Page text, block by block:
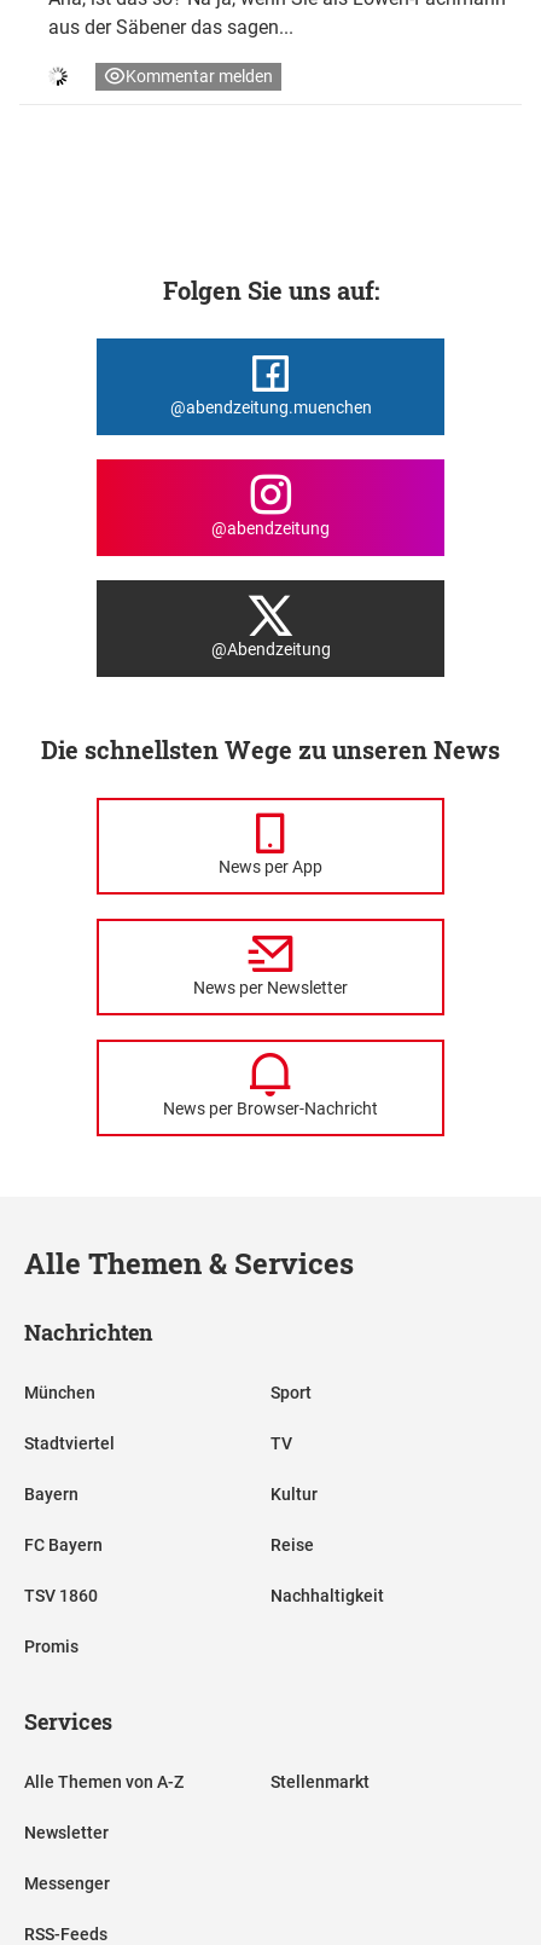
aus der Säbener das sagen...
Kommentar melden
Folgen Sie uns auf:
@abendzeitung.muenchen
@abendzeitung
@Abendzeitung
Die schnellsten Wege zu unseren News
News per App
News per Newsletter
News per Browser-Nachricht
Alle Themen & Services
Nachrichten
München
Stadtviertel
Bayern
FC Bayern
TSV 1860
Promis
Sport
TV
Kultur
Reise
Nachhaltigkeit
Services
Alle Themen von A-Z
Newsletter
Messenger
RSS-Feeds
Stellenmarkt